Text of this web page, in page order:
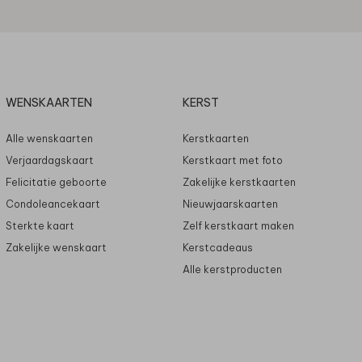
WENSKAARTEN
Alle wenskaarten
Verjaardagskaart
Felicitatie geboorte
Condoleancekaart
Sterkte kaart
Zakelijke wenskaart
KERST
Kerstkaarten
Kerstkaart met foto
Zakelijke kerstkaarten
Nieuwjaarskaarten
Zelf kerstkaart maken
Kerstcadeaus
Alle kerstproducten